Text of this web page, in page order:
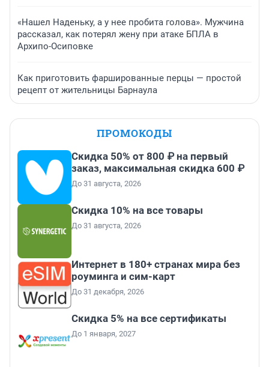
«Нашел Наденьку, а у нее пробита голова». Мужчина
рассказал, как потерял жену при атаке БПЛА в
Архипо-Осиповке
Как приготовить фаршированные перцы — простой
рецепт от жительницы Барнаула
ПРОМОКОДЫ
Скидка 50% от 800 ₽ на первый
заказ, максимальная скидка 600 ₽
До 31 августа, 2026
Скидка 10% на все товары
До 31 августа, 2026
Интернет в 180+ странах мира без
роуминга и сим-карт
До 31 декабря, 2026
Скидка 5% на все сертификаты
До 1 января, 2027